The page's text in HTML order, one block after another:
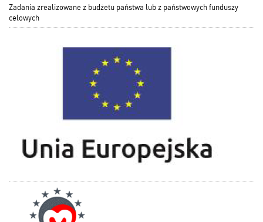
Zadania zrealizowane z budżetu państwa lub z państwowych funduszy
celowych